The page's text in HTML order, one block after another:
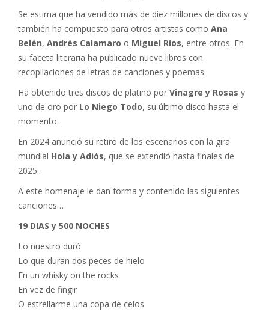
Se estima que ha vendido más de diez millones de discos y
también ha compuesto para otros artistas como Ana
Belén, Andrés Calamaro o Miguel Ríos, entre otros. En
su faceta literaria ha publicado nueve libros con
recopilaciones de letras de canciones y poemas.
Ha obtenido tres discos de platino por Vinagre y Rosas y
uno de oro por Lo Niego Todo, su último disco hasta el
momento.
En 2024 anunció su retiro de los escenarios con la gira
mundial Hola y Adiós, que se extendió hasta finales de
2025..
A este homenaje le dan forma y contenido las siguientes
canciones…
19 DIAS y 500 NOCHES
Lo nuestro duró
Lo que duran dos peces de hielo
En un whisky on the rocks
En vez de fingir
O estrellarme una copa de celos